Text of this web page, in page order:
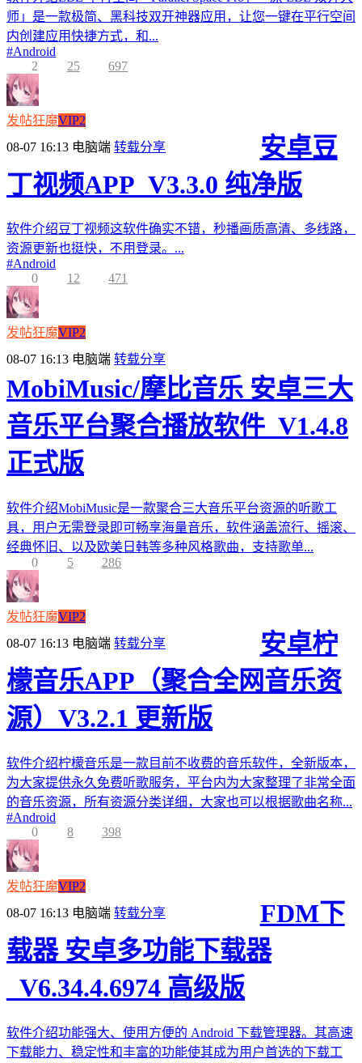
师」是一款极简、黑科技双开神器应用，让您一键在平行空间
内创建应用快捷方式，和...
#Android
2
25 697
发帖狂魔VIP2
08-07 16:13 电脑端 转载分享
安卓豆
丁视频APP_V3.3.0 纯净版
软件介绍豆丁视频这软件确实不错，秒播画质高清、多线路，
资源更新也挺快，不用登录。...
#Android
0
12 471
发帖狂魔VIP2
08-07 16:13 电脑端 转载分享
MobiMusic/摩比音乐 安卓三大
音乐平台聚合播放软件_V1.4.8
正式版
软件介绍MobiMusic是一款聚合三大音乐平台资源的听歌工
具，用户无需登录即可畅享海量音乐，软件涵盖流行、摇滚、
经典怀旧、以及欧美日韩等多种风格歌曲，支持歌单...
0
5 286
发帖狂魔VIP2
08-07 16:13 电脑端 转载分享
安卓柠
檬音乐APP（聚合全网音乐资
源）V3.2.1 更新版
软件介绍柠檬音乐是一款目前不收费的音乐软件，全新版本，
为大家提供永久免费听歌服务，平台内为大家整理了非常全面
的音乐资源，所有资源分类详细，大家也可以根据歌曲名称...
#Android
0
8 398
发帖狂魔VIP2
08-07 16:13 电脑端 转载分享
FDM下
载器 安卓多功能下载器
_V6.34.4.6974 高级版
软件介绍功能强大、使用方便的 Android 下载管理器。其高速
下载能力、稳定性和丰富的功能使其成为用户首选的下载工